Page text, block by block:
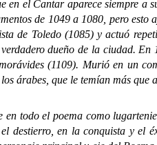
en el Cantar aparece siempre a
de 1049 a 1080, pero
de Toledo (1085) y actuó
dueño de la ciudad.
(1109). Murió en un
árabes, que le temían más
en todo el poema como
destierro, en la conquista y el